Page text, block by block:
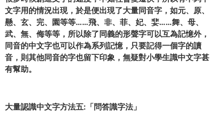
文字用的情況出現，於是便出現了大量同音字，如元、原、
懸、玄、完、園等等……飛、非、菲、妃、婓……舞、母、
武、無、侮等等，所以除了同義的形聲字可以互為記憶外，
同音的中文字也可以作為系列記憶，只要記得一個字的讀
音，則其他同音的字也留下印象，無疑對小學生識中文字甚
有幫助。
大量認識中文字方法五:「問答識字法」